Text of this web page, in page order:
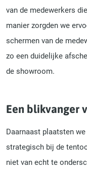
van de medewerkers
manier zorgden we
schermen van de
zo een duidelijke
de showroom.
Een blikvanger
Daarnaast plaatsten
strategisch bij de
niet van echt te